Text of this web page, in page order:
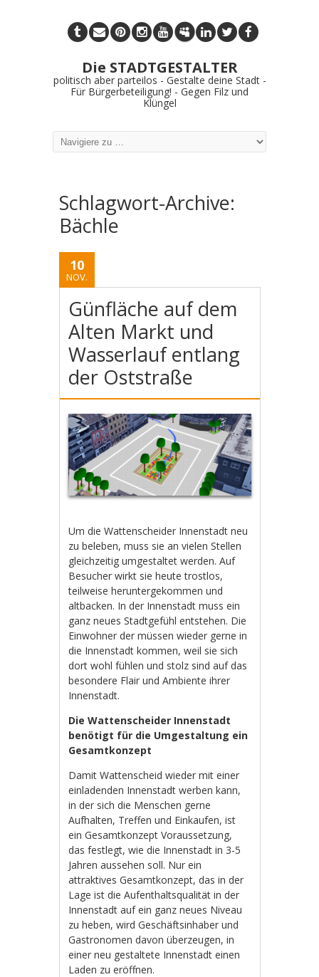
Die STADTGESTALTER
politisch aber parteilos - Gestalte deine Stadt -
Für Bürgerbeteiligung! - Gegen Filz und
Klüngel
Schlagwort-Archive:
Bächle
10
NOV.
Günfläche auf dem
Alten Markt und
Wasserlauf entlang
der Oststraße
Um die Wattenscheider Innenstadt neu
zu beleben, muss sie an vielen Stellen
gleichzeitig umgestaltet werden. Auf
Besucher wirkt sie heute trostlos,
teilweise heruntergekommen und
altbacken. In der Innenstadt muss ein
ganz neues Stadtgefühl entstehen. Die
Einwohner der müssen wieder gerne in
die Innenstadt kommen, weil sie sich
dort wohl fühlen und stolz sind auf das
besondere Flair und Ambiente ihrer
Innenstadt.
Die Wattenscheider Innenstadt
benötigt für die Umgestaltung ein
Gesamtkonzept
Damit Wattenscheid wieder mit einer
einladenden Innenstadt werben kann,
in der sich die Menschen gerne
Aufhalten, Treffen und Einkaufen, ist
ein Gesamtkonzept Voraussetzung,
das festlegt, wie die Innenstadt in 3-5
Jahren aussehen soll. Nur ein
attraktives Gesamtkonzept, das in der
Lage ist die Aufenthaltsqualität in der
Innenstadt auf ein ganz neues Niveau
zu heben, wird Geschäftsinhaber und
Gastronomen davon überzeugen, in
einer neu gestaltete Innenstadt einen
Laden zu eröffnen.